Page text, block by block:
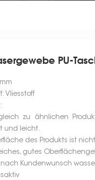
PU-
Vliesstoff
zu ähnlichen
und leicht.
des Produkts ist
gutes
nach Kundenwunsch